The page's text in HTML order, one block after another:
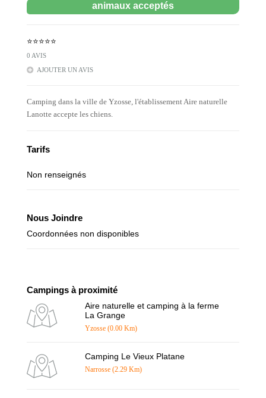
animaux acceptés
⭐⭐⭐⭐⭐
0 AVIS
AJOUTER UN AVIS
Camping dans la ville de Yzosse, l'établissement Aire naturelle
Lanotte accepte les chiens.
Tarifs
Non renseignés
Nous Joindre
Coordonnées non disponibles
Campings à proximité
Aire naturelle et camping à la ferme
La Grange
Yzosse (0.00 Km)
Camping Le Vieux Platane
Narrosse (2.29 Km)